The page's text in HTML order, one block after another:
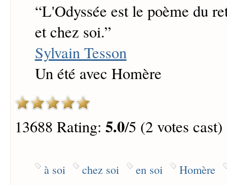
“L'Odyssée est le poème du
et chez soi.”
Sylvain Tesson
Un été avec Homère
13688 Rating: 5.0/5 (2 votes cast)
à soi chez soi en soi Homère